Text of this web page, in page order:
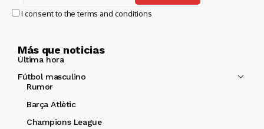
I consent to the terms and conditions
Más que noticias
Última hora
Fútbol masculino
Rumor
Barça Atlètic
Champions League